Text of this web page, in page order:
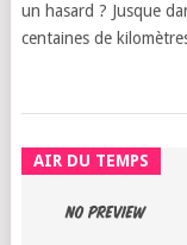
un hasard ? Jusque
cen­taines de
AIR DU TEMPS